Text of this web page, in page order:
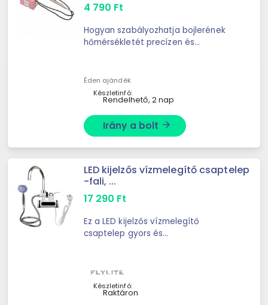
4 790 Ft
Hogyan szabályozhatja bojlerének
hőmérsékletét precízen és
D10-20VD1(O) és D10-20VD1(U)
bojlerek számára ...
Éden ajándék
Készletinfó:
Rendelhető, 2 nap
Irány a bolt arrow_forward
LED kijelzős vízmelegítő csaptelep
-fali, ...
17 290 Ft
Ez a LED kijelzős vízmelegítő
csaptelep gyors és
konyhában, fürdőszobában,
garázsban vagy ...
Készletinfó:
Raktáron